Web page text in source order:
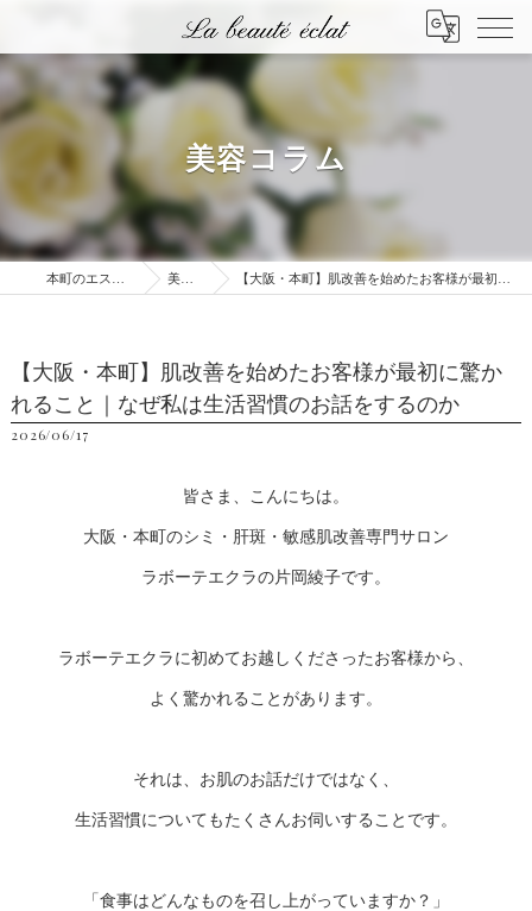
美容コラム
美容コラム 【大阪・本町】肌改善を始めたお客様が最初に驚かれること｜なぜ私は生活習慣のお話をするのか
【大阪・本町】肌改善を始めたお客様が最初に驚か
れること｜なぜ私は生活習慣のお話をするのか
2026/06/17
皆さま、こんにちは。
大阪・本町のシミ・肝斑・敏感肌改善専門サロン
ラボーテエクラの片岡綾子です。
ラボーテエクラに初めてお越しくださったお客様から、
よく驚かれることがあります。
それは、お肌のお話だけではなく、
生活習慣についてもたくさんお伺いすることです。
「食事はどんなものを召し上がっていますか？」